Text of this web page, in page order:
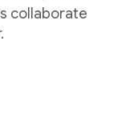
collaborate